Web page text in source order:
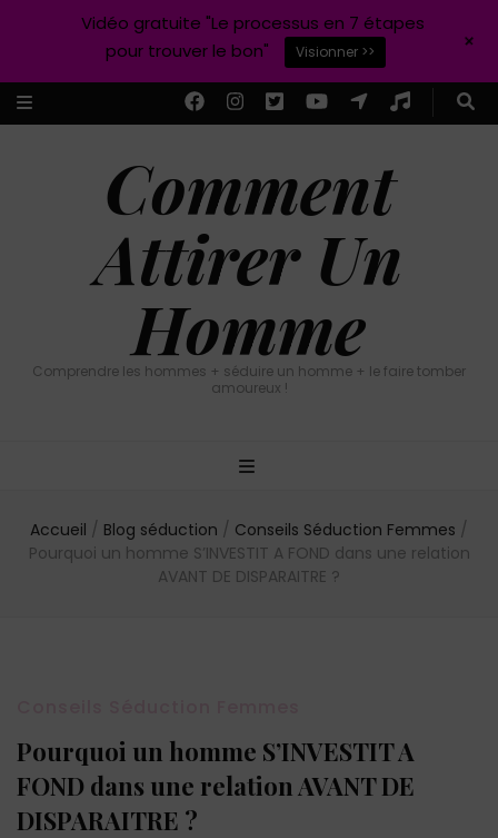
Comment
Attirer Un
Homme
Comprendre les hommes + séduire un homme + le faire tomber
amoureux !
Accueil / Blog séduction / Conseils Séduction Femmes /
Pourquoi un homme S’INVESTIT A FOND dans une relation
AVANT DE DISPARAITRE ?
Pourquoi un homme S’INVESTIT A
FOND dans une relation AVANT DE
DISPARAITRE ?
Vidéo gratuite "Le processus en 7 étapes
pour trouver le bon"
Visionner >> +